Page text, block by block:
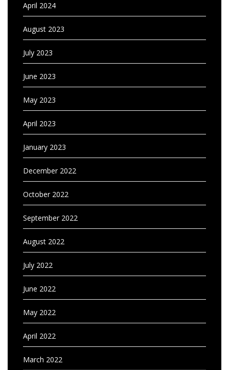
April 2024
August 2023
July 2023
June 2023
May 2023
April 2023
January 2023
December 2022
October 2022
September 2022
August 2022
July 2022
June 2022
May 2022
April 2022
March 2022